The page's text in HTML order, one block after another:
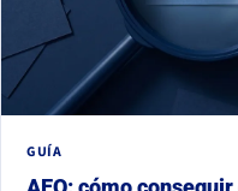
GUÍA